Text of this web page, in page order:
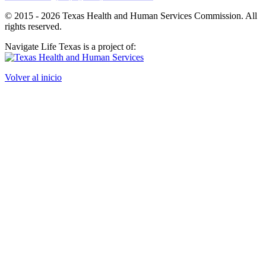
© 2015 - 2026 Texas Health and Human Services Commission. All
rights reserved.
Navigate Life Texas is a project of:
Volver al inicio